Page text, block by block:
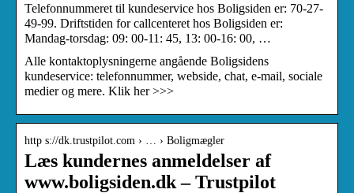
Telefonnummeret til kundeservice hos Boligsiden er: 70-27-
49-99. Driftstiden for callcenteret hos Boligsiden er:
Mandag-torsdag: 09: 00-11: 45, 13: 00-16: 00, …
Alle kontaktoplysningerne angående Boligsidens
kundeservice: telefonnummer, webside, chat, e-mail, sociale
medier og mere. Klik her >>>
http s://dk.trustpilot.com › … › Boligmægler
Læs kundernes anmeldelser af
www.boligsiden.dk – Trustpilot